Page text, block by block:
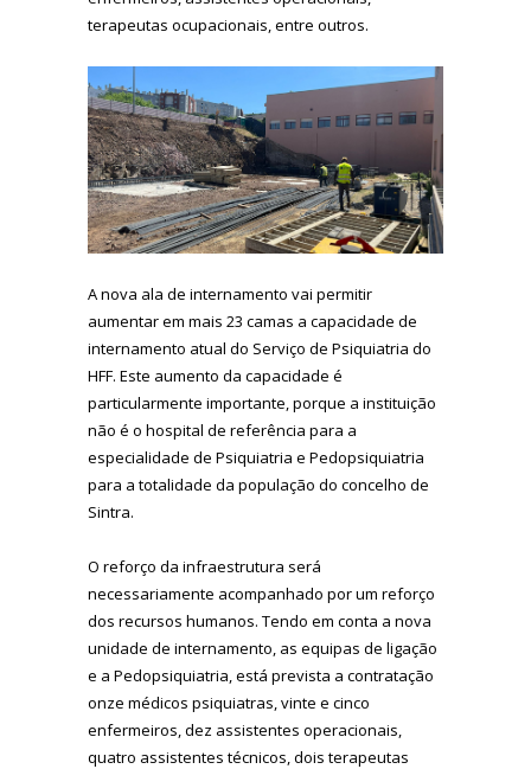
terapeutas ocupacionais, entre outros.
A nova ala de internamento vai permitir
aumentar em mais 23 camas a capacidade de
internamento atual do Serviço de Psiquiatria do
HFF. Este aumento da capacidade é
particularmente importante, porque a instituição
não é o hospital de referência para a
especialidade de Psiquiatria e Pedopsiquiatria
para a totalidade da população do concelho de
Sintra.
O reforço da infraestrutura será
necessariamente acompanhado por um reforço
dos recursos humanos. Tendo em conta a nova
unidade de internamento, as equipas de ligação
e a Pedopsiquiatria, está prevista a contratação
onze médicos psiquiatras, vinte e cinco
enfermeiros, dez assistentes operacionais,
quatro assistentes técnicos, dois terapeutas